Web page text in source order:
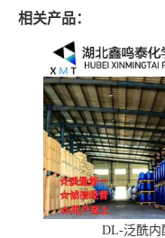
相关产品：
DL-泛酰内